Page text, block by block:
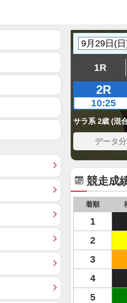
1R
2R
10:25
サラ系 2歳 (混
データ
競走成
着順
1
2
3
4
5